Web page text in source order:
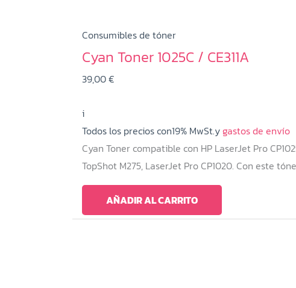
Consumibles de tóner
Cyan Toner 1025C / CE311A
39,00€
i
Todos los precios con19% MwSt.ygastos de envío
Cyan Toner compatible con HP LaserJet Pro
TopShot M275, LaserJet Pro CP1020. Con este
AÑADIR AL CARRITO